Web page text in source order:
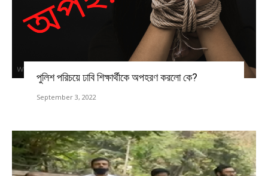
পুলিশ পরিচয়ে ঢাবি শিক্ষার্থীকে অপহরণ করলো কে?
September 3, 2022